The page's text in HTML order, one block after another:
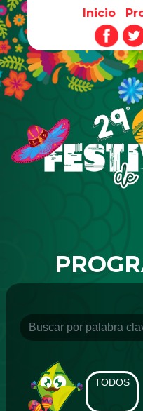
Pasar al contenido
Inicio
TODOS